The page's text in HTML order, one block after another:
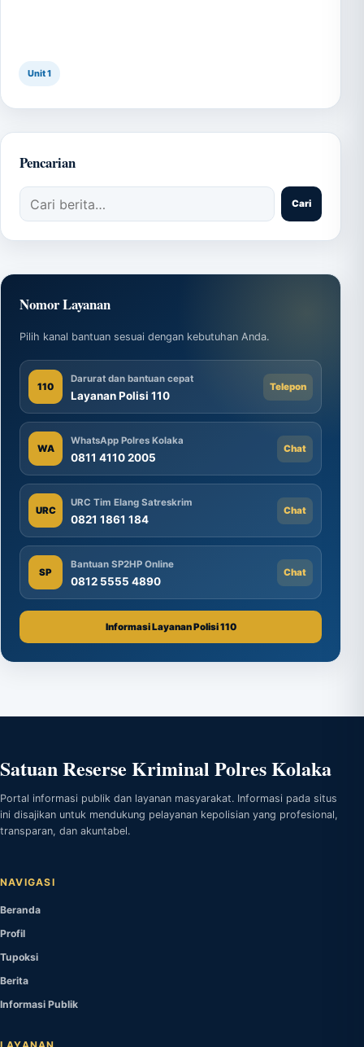
Unit 1
Pencarian
Cari artikel Cari
Nomor Layanan
Pilih kanal bantuan sesuai dengan kebutuhan Anda.
110
Darurat dan bantuan cepat
Layanan Polisi 110
Telepon
WA
WhatsApp Polres Kolaka
0811 4110 2005
Chat
URC
URC Tim Elang Satreskrim
0821 1861 184
Chat
SP
Bantuan SP2HP Online
0812 5555 4890
Chat
Informasi Layanan Polisi 110
Satuan Reserse Kriminal Polres Kolaka
Portal informasi publik dan layanan masyarakat. Informasi pada situs
ini disajikan untuk mendukung pelayanan kepolisian yang profesional,
transparan, dan akuntabel.
NAVIGASI
Beranda
Profil
Tupoksi
Berita
Informasi Publik